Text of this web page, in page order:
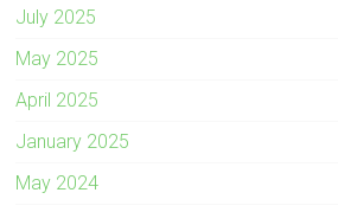
July 2025
May 2025
April 2025
January 2025
May 2024